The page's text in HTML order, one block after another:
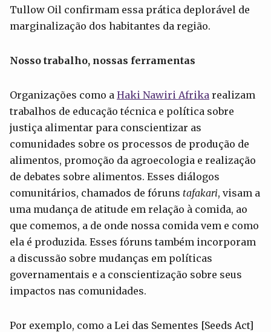
Tullow Oil confirmam essa prática deplorável de
marginalização dos habitantes da região.
Nosso trabalho, nossas ferramentas
Organizações como a Haki Nawiri Afrika realizam
trabalhos de educação técnica e política sobre
justiça alimentar para conscientizar as
comunidades sobre os processos de produção de
alimentos, promoção da agroecologia e realização
de debates sobre alimentos. Esses diálogos
comunitários, chamados de fóruns tafakari, visam a
uma mudança de atitude em relação à comida, ao
que comemos, a de onde nossa comida vem e como
ela é produzida. Esses fóruns também incorporam
a discussão sobre mudanças em políticas
governamentais e a conscientização sobre seus
impactos nas comunidades.
Por exemplo, como a Lei das Sementes [Seeds Act]